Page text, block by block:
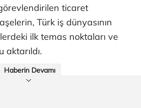
ticaret
Türk iş dünyasının
ilk temas noktaları ve
Haberin Devamı